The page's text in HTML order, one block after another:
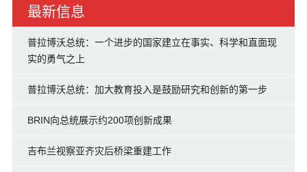
最新信息
普拉博沃总统：一个进步的国家建立在事实、科学和直面现
实的勇气之上
普拉博沃总统：加大教育投入是鼓励研究和创新的第一步
BRIN向总统展示约200项创新成果
吉布兰视察亚齐灾后桥梁重建工作